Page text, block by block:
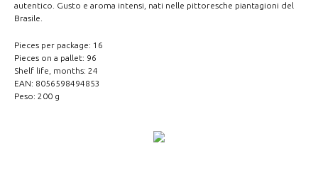
autentico. Gusto e aroma intensi, nati nelle pittoresche piantagioni del
Brasile.
Pieces per package: 16
Pieces on a pallet: 96
Shelf life, months: 24
EAN: 8056598494853
Peso: 200 g